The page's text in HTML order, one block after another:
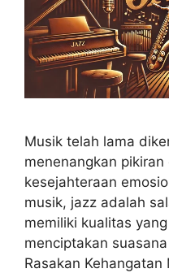
Musik telah lama
menenangkan
kesejahteraan
musik, jazz adalah
memiliki kualitas
menciptakan
Rasakan Kehangatan